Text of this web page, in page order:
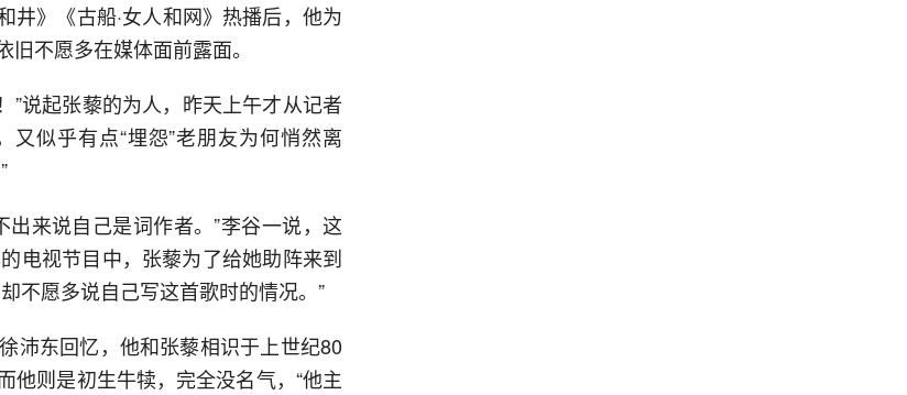
井》《古船·女人和网》热播后，他为
不愿多在媒体面前露面。
”说起张藜的为人，昨天上午才从记者
似乎有点“埋怨”老朋友为何悄然离
来说自己是词作者。”李谷一说，这
电视节目中，张藜为了给她助阵来到
不愿多说自己写这首歌时的情况。”
沛东回忆，他和张藜相识于上世纪80
他则是初生牛犊，完全没名气，“他主